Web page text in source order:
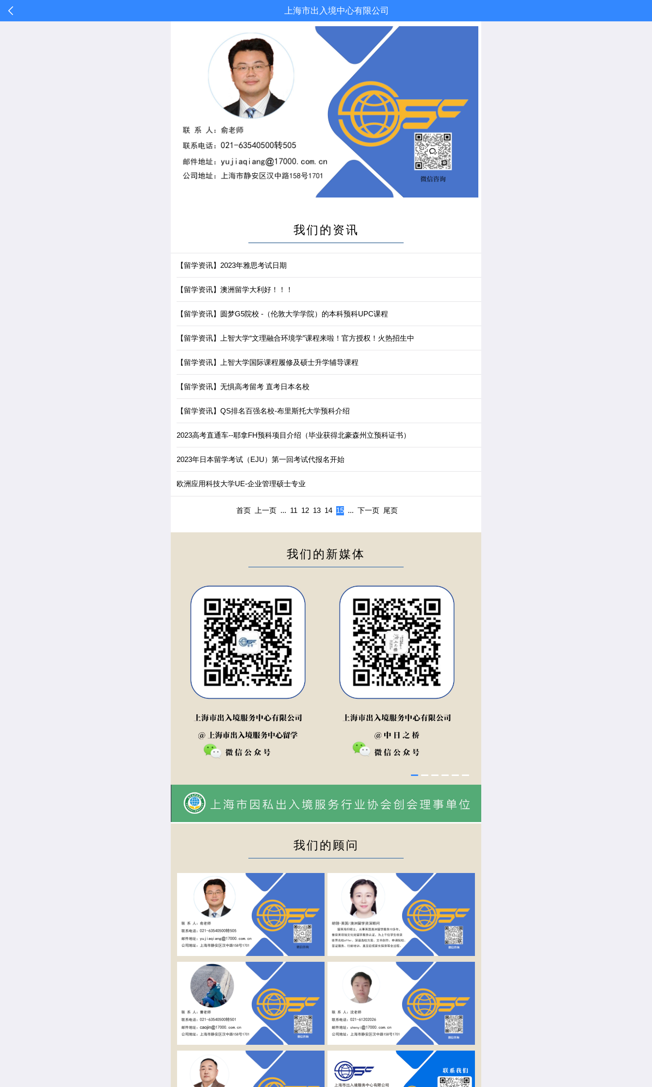
上海市出入境中心有限公司
我们的资讯
【留学资讯】2023年雅思考试日期
【留学资讯】澳洲留学大利好！！！
【留学资讯】圆梦G5院校 -（伦敦大学学院）的本科预科UPC课程
【留学资讯】上智大学“文理融合环境学”课程来啦！官方授权！火热招生中
【留学资讯】上智大学国际课程履修及硕士升学辅导课程
【留学资讯】无惧高考留考 直考日本名校
【留学资讯】QS排名百强名校-布里斯托大学预科介绍
2023高考直通车--耶拿FH预科项目介绍（毕业获得北豪森州立预科证书）
2023年日本留学考试（EJU）第一回考试代报名开始
欧洲应用科技大学UE-企业管理硕士专业
首页 上一页 ... 11 12 13 14 15 ... 下一页 尾页
我们的新媒体
我们的顾问